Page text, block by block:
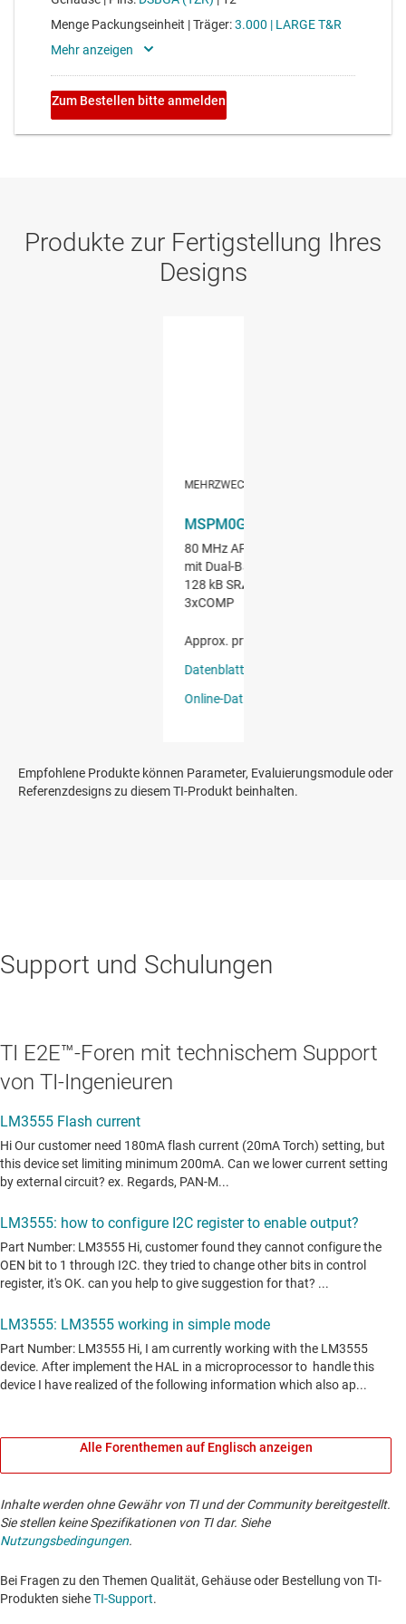
Empfohlene Produkte können Parameter, Evaluierungsmodule oder
Referenzdesigns zu diesem TI-Produkt beinhalten.
Support und Schulungen
TI E2E™-Foren mit technischem Support
von TI-Ingenieuren
Alle Forenthemen auf Englisch anzeigen
Inhalte werden ohne Gewähr von TI und der Community bereitgestellt.
Sie stellen keine Spezifikationen von TI dar. Siehe
Nutzungsbedingungen.
Bei Fragen zu den Themen Qualität, Gehäuse oder Bestellung von TI-
Produkten sieheTI-Support. ​​​​​​​​​​​​​​